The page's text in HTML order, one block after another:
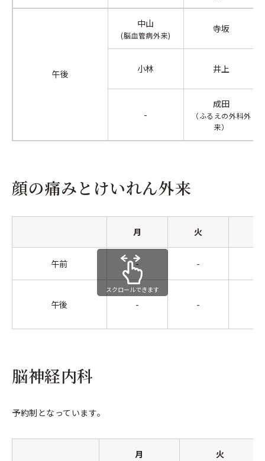
午後
中山
(脳血管病外来)
寺坂
小林 井上
-
成田
（ふるえの外科外
来）
顔の痛みとけいれん外来
月 火
午前 - -
午後 - -
スクロールできます
脳神経内科
予約制となっています。
月 火